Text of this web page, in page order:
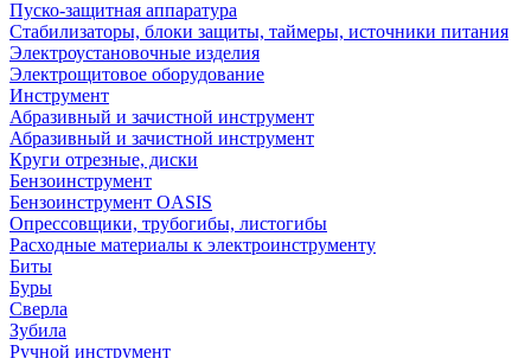
Пуско-защитная аппаратура
Стабилизаторы, блоки защиты, таймеры, источники питания
Электроустановочные изделия
Электрощитовое оборудование
Инструмент
Абразивный и зачистной инструмент
Абразивный и зачистной инструмент
Круги отрезные, диски
Бензоинструмент
Бензоинструмент OASIS
Опрессовщики, трубогибы, листогибы
Расходные материалы к электроинструменту
Биты
Буры
Сверла
Зубила
Ручной инструмент